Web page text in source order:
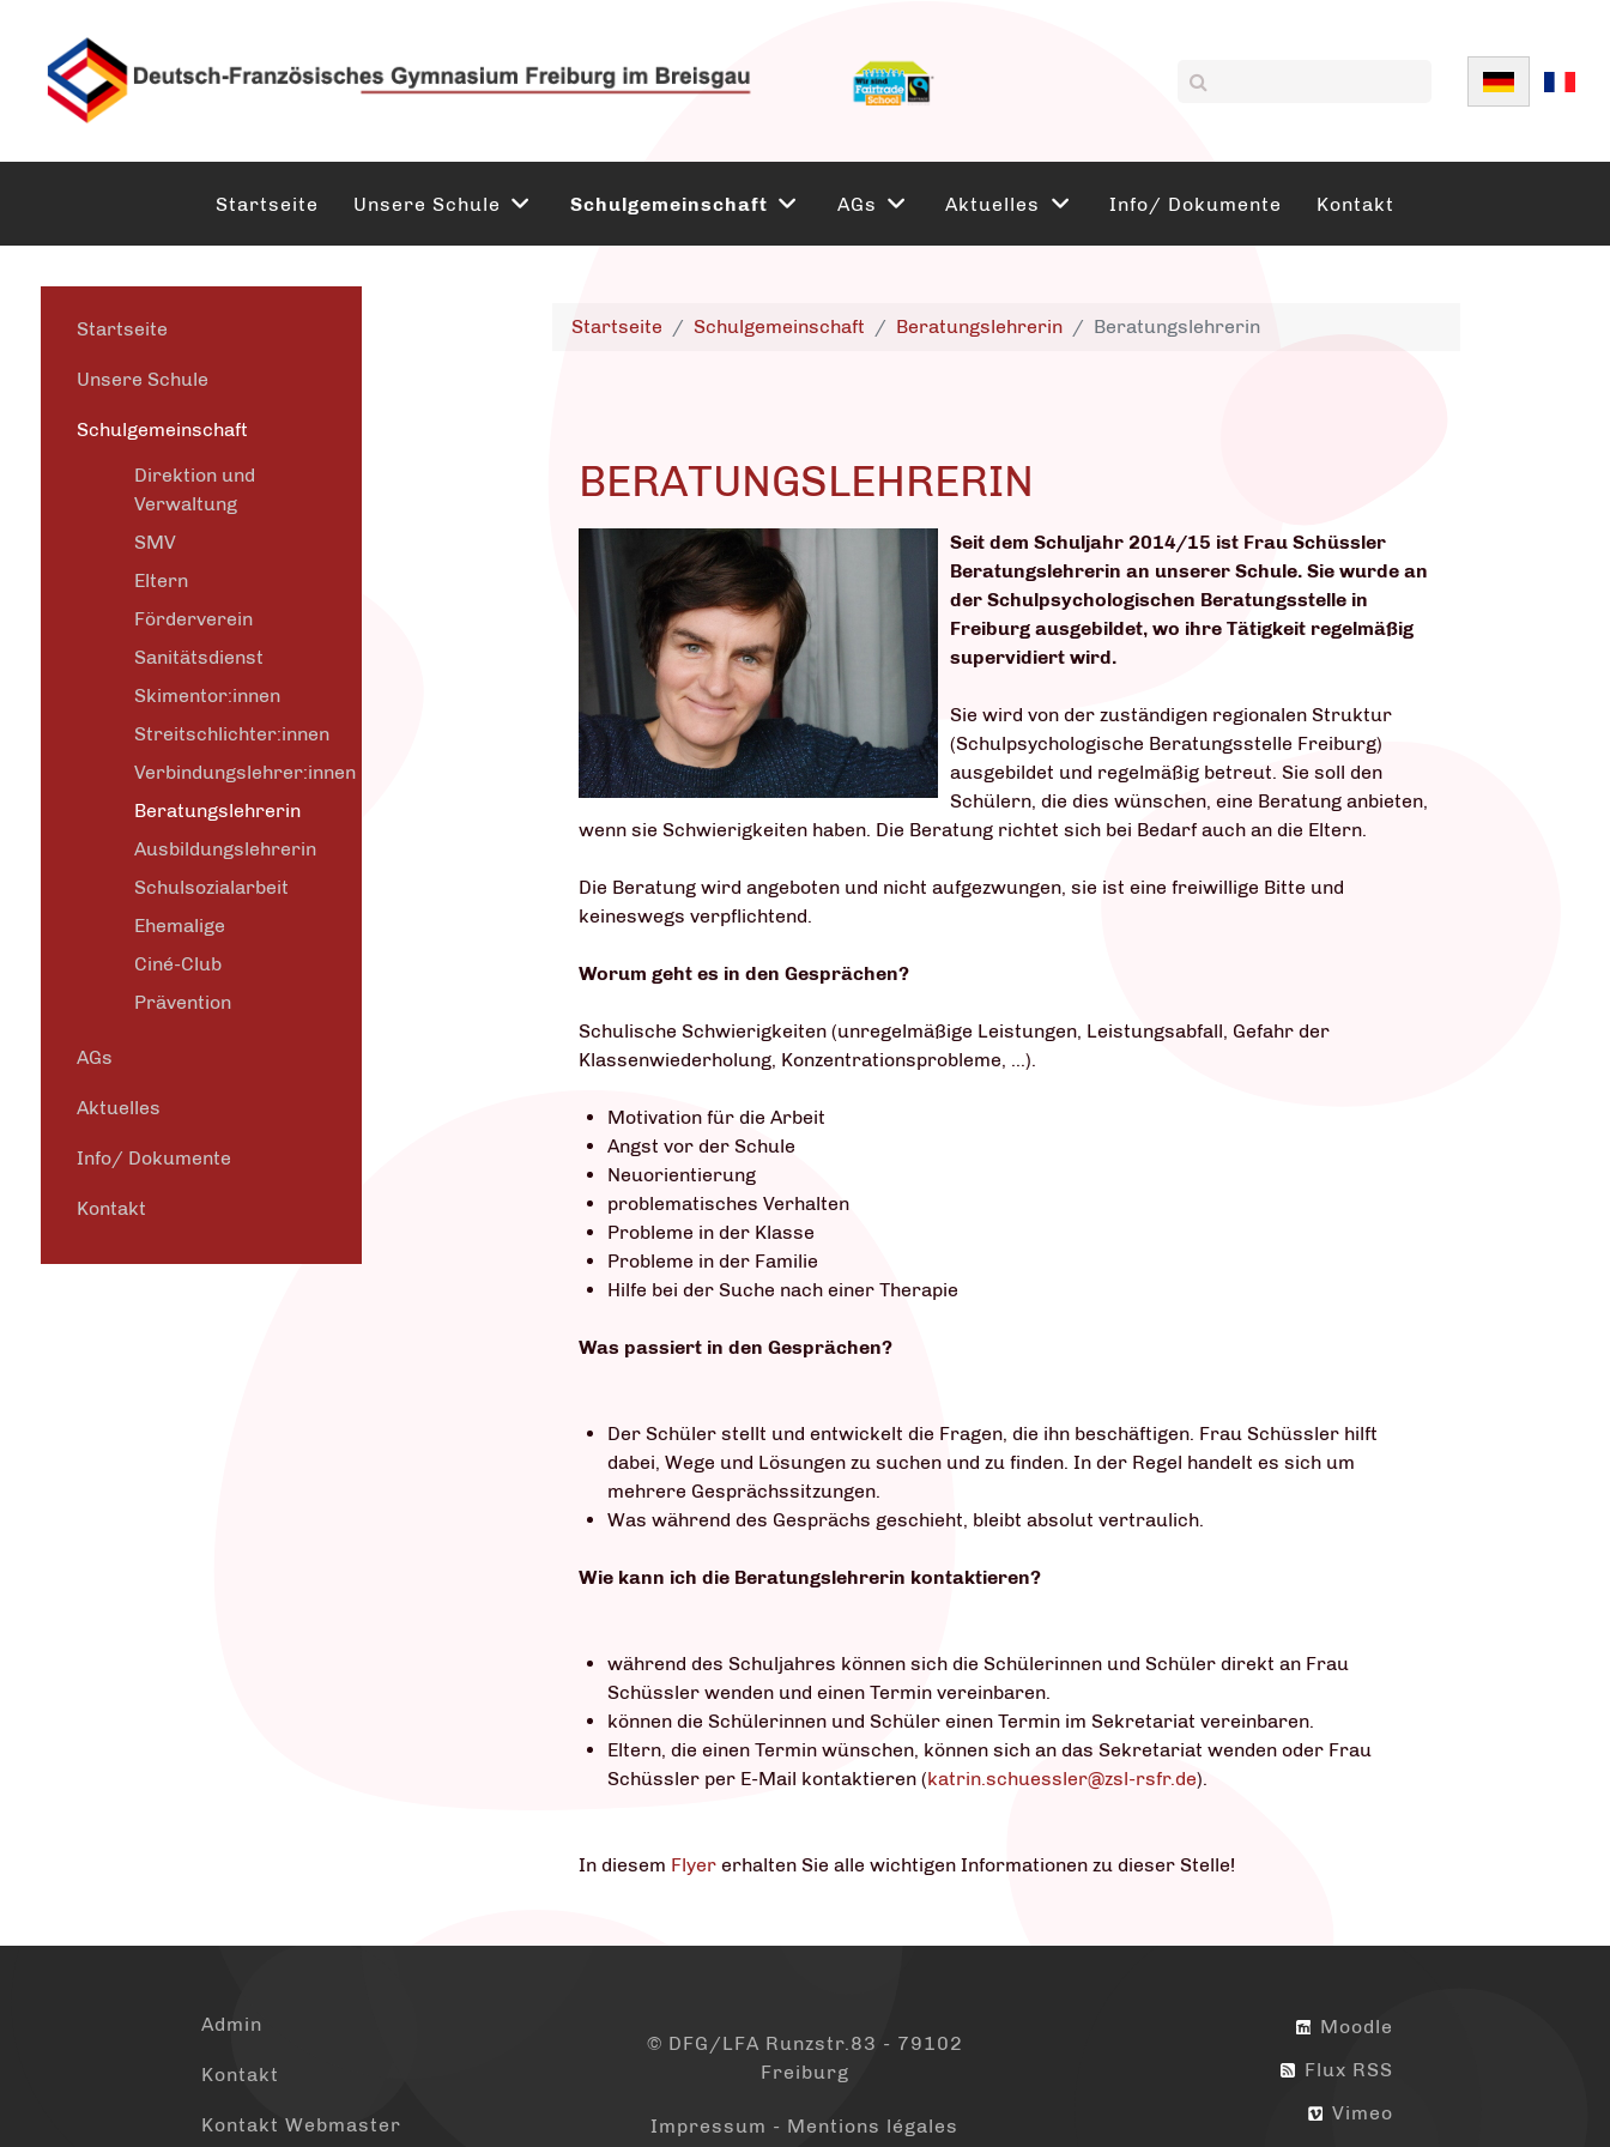
Sprache
Startseite Unsere Schule Schulgemeinschaft AGs Aktuelles Info/ Dokumente Kontakt
Startseite
Unsere Schule
Schulgemeinschaft
Direktion und
Verwaltung
SMV
Eltern
Förderverein
Sanitätsdienst
Skimentor:innen
Streitschlichter:innen
Verbindungslehrer:innen
Beratungslehrerin
Ausbildungslehrerin
Schulsozialarbeit
Ehemalige
Ciné-Club
Prävention
AGs
Aktuelles
Info/ Dokumente
Kontakt
Startseite Schulgemeinschaft Beratungslehrerin Beratungslehrerin
BERATUNGSLEHRERIN
Seit dem Schuljahr 2014/15 ist Frau Schüssler
Beratungslehrerin an unserer Schule. Sie wurde an
der Schulpsychologischen Beratungsstelle in
Freiburg ausgebildet, wo ihre Tätigkeit regelmäßig
supervidiert wird.
Sie wird von der zuständigen regionalen Struktur
(Schulpsychologische Beratungsstelle Freiburg)
ausgebildet und regelmäßig betreut. Sie soll den
Schülern, die dies wünschen, eine Beratung anbieten,
wenn sie Schwierigkeiten haben. Die Beratung richtet sich bei Bedarf auch an die Eltern.
Die Beratung wird angeboten und nicht aufgezwungen, sie ist eine freiwillige Bitte und
keineswegs verpflichtend.
Worum geht es in den Gesprächen?
Schulische Schwierigkeiten (unregelmäßige Leistungen, Leistungsabfall, Gefahr der
Klassenwiederholung, Konzentrationsprobleme, ...).
Motivation für die Arbeit
Angst vor der Schule
Neuorientierung
problematisches Verhalten
Probleme in der Klasse
Probleme in der Familie
Hilfe bei der Suche nach einer Therapie
Was passiert in den Gesprächen?
Der Schüler stellt und entwickelt die Fragen, die ihn beschäftigen. Frau Schüssler hilft
dabei, Wege und Lösungen zu suchen und zu finden. In der Regel handelt es sich um
mehrere Gesprächssitzungen.
Was während des Gesprächs geschieht, bleibt absolut vertraulich.
Wie kann ich die Beratungslehrerin kontaktieren?
während des Schuljahres können sich die Schülerinnen und Schüler direkt an Frau
Schüssler wenden und einen Termin vereinbaren.
können die Schülerinnen und Schüler einen Termin im Sekretariat vereinbaren.
Eltern, die einen Termin wünschen, können sich an das Sekretariat wenden oder Frau
Schüssler per E-Mail kontaktieren (katrin.schuessler@zsl-rsfr.de).
In diesem Flyererhalten Sie alle wichtigen Informationen zu dieser Stelle!
Admin
Kontakt
Kontakt Webmaster
© DFG/LFA Runzstr.83 - 79102
Freiburg
Impressum - Mentions légales
Moodle
Flux RSS
Vimeo